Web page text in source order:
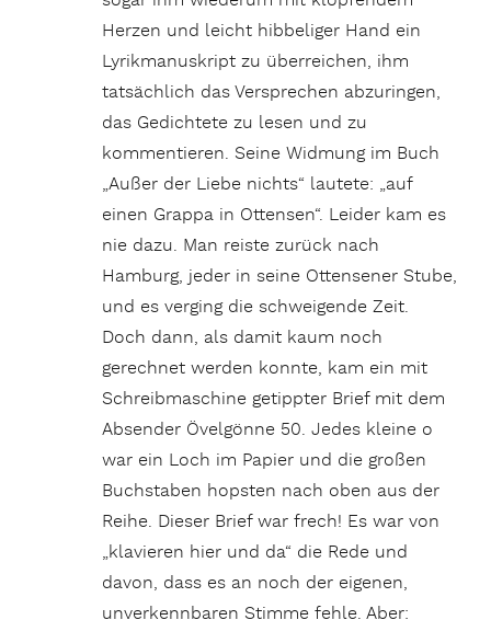
Herzen und leicht hibbeliger Hand ein
Lyrikmanuskript zu überreichen, ihm
tatsächlich das Versprechen abzuringen,
das Gedichtete zu lesen und zu
kommentieren. Seine Widmung im Buch
„Außer der Liebe nichts“ lautete: „auf
einen Grappa in Ottensen“. Leider kam es
nie dazu. Man reiste zurück nach
Hamburg, jeder in seine Ottensener Stube,
und es verging die schweigende Zeit.
Doch dann, als damit kaum noch
gerechnet werden konnte, kam ein mit
Schreibmaschine getippter Brief mit dem
Absender Övelgönne 50. Jedes kleine o
war ein Loch im Papier und die großen
Buchstaben hopsten nach oben aus der
Reihe. Dieser Brief war frech! Es war von
„klavieren hier und da“ die Rede und
davon, dass es an noch der eigenen,
unverkennbaren Stimme fehle. Aber: